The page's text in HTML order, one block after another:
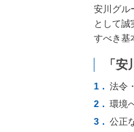
安川グル
として誠
すべき基
「
法令
環境
公正